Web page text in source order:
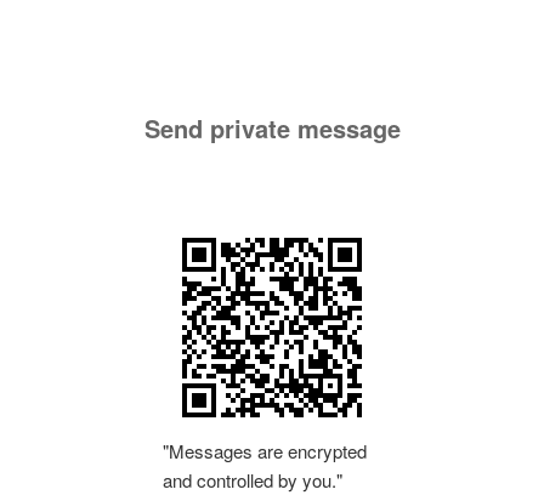
Send private message
"Messages are encrypted
and controlled by you."